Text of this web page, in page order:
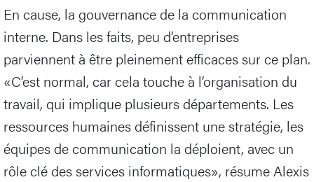
En cause, la gouvernance de la communication
interne. Dans les faits, peu d’entreprises
parviennent à être pleinement efficaces sur ce plan.
«C’est normal, car cela touche à l’organisation du
travail, qui implique plusieurs départements. Les
ressources humaines définissent une stratégie, les
équipes de communication la déploient, avec un
rôle clé des services informatiques», résume Alexis